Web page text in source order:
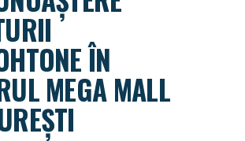
ÎN
MEGA MALL